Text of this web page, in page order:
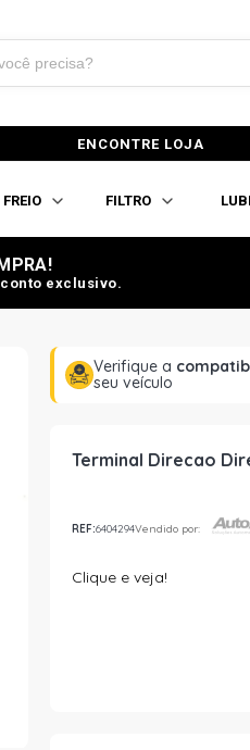
ENCONTRE LOJA
FREIO FILTRO
exclusivo.
Verifique a
seu veículo
Terminal Direcao
REF:6404294Vendido por:
Clique e veja!